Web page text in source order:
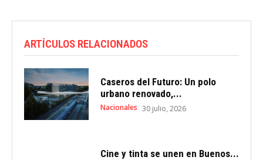
ARTÍCULOS RELACIONADOS
Caseros del Futuro: Un polo
urbano renovado,...
Nacionales 30 julio, 2026
Cine y tinta se unen en Buenos...